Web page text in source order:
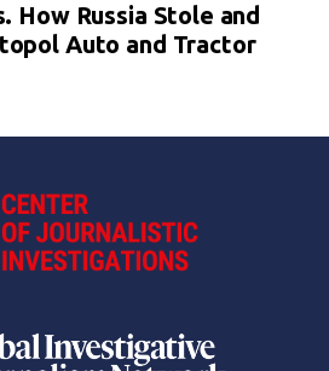
How Russia Stole and
Auto and Tractor